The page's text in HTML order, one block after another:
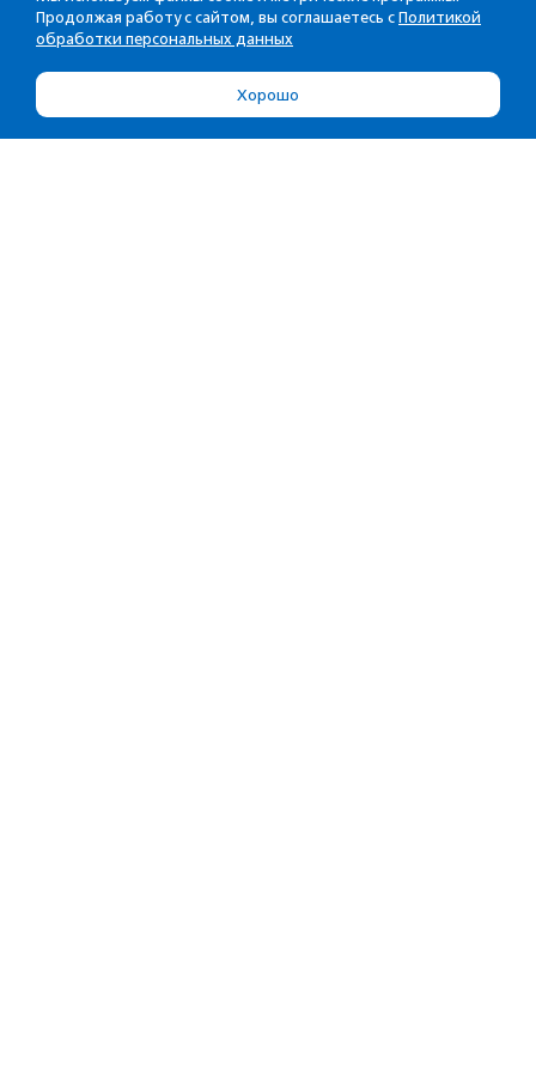
Продолжая работу с сайтом, вы соглашаетесь с Политикой
обработки персональных данных
Хорошо